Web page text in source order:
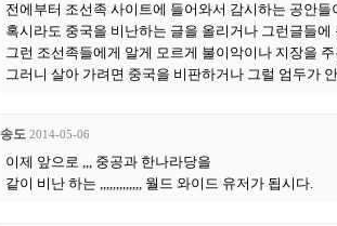
전에부터 조선족 사이트에 들어와서 감시하는 공안들
혹시라도 중국을 비난하는 글을 올리거나 그런글들
그런 조선족들에게 알게 모르게 불이악이나 지장을
그러니 살아 가려면 중국을 비판하거나 그럴 엄두가
송도 2014-05-06
이제 앞으로 ,,, 중공과 한나라당을
같이 비난 하는 ,,,,,,,,,,,,, 월드 와이드 유저가 됩시다.